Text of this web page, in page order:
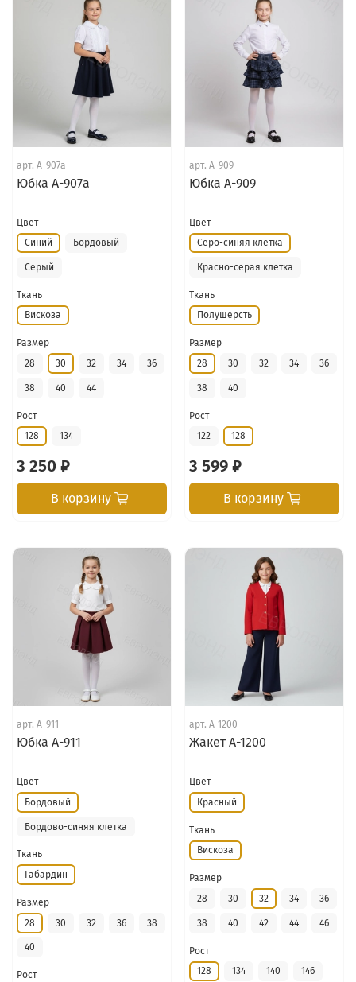
арт. А-907а
Юбка А-907а
Цвет
Синий
Бордовый
Серый
Ткань
Вискоза
Размер
28
30 32 34 36
38 40 44
Рост
128
134
3 250 ₽
В корзину
арт. А-909
Юбка А-909
Цвет
Серо-синяя клетка
Красно-серая клетка
Ткань
Полушерсть
Размер
28
30 32 34 36
38 40
Рост
122
128
3 599 ₽
В корзину
арт. А-911
Юбка А-911
Цвет
Бордовый
Бордово-синяя клетка
Ткань
Габардин
Размер
28
30 32 36 38
40
Рост
арт. А-1200
Жакет А-1200
Цвет
Красный
Ткань
Вискоза
Размер
28
30 32 34 36
38 40 42 44 46
Рост
128
134 140 146